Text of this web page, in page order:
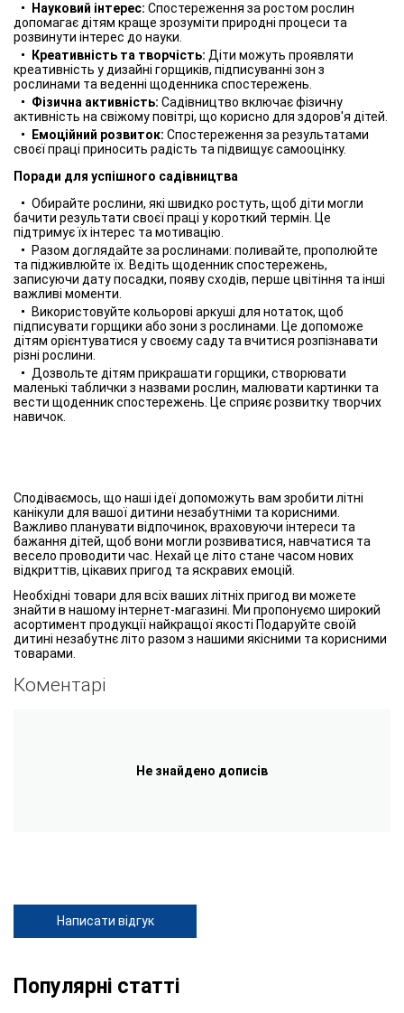
Науковий інтерес: Спостереження за ростом рослин
допомагає дітям краще зрозуміти природні процеси та
розвинути інтерес до науки.
Креативність та творчість: Діти можуть проявляти
креативність у дизайні горщиків, підписуванні зон з
рослинами та веденні щоденника спостережень.
Фізична активність: Садівництво включає фізичну
активність на свіжому повітрі, що корисно для здоров'я дітей.
Емоційний розвиток: Спостереження за результатами
своєї праці приносить радість та підвищує самооцінку.
Поради для успішного садівництва
Обирайте рослини, які швидко ростуть, щоб діти могли
бачити результати своєї праці у короткий термін. Це
підтримує їх інтерес та мотивацію.
Разом доглядайте за рослинами: поливайте, прополюйте
та підживлюйте їх. Ведіть щоденник спостережень,
записуючи дату посадки, появу сходів, перше цвітіння та інші
важливі моменти.
Використовуйте кольорові аркуші для нотаток, щоб
підписувати горщики або зони з рослинами. Це допоможе
дітям орієнтуватися у своєму саду та вчитися розпізнавати
різні рослини.
Дозвольте дітям прикрашати горщики, створювати
маленькі таблички з назвами рослин, малювати картинки та
вести щоденник спостережень. Це сприяє розвитку творчих
навичок.
Сподіваємось, що наші ідеї допоможуть вам зробити літні
канікули для вашої дитини незабутніми та корисними.
Важливо планувати відпочинок, враховуючи інтереси та
бажання дітей, щоб вони могли розвиватися, навчатися та
весело проводити час. Нехай це літо стане часом нових
відкриттів, цікавих пригод та яскравих емоцій.
Необхідні товари для всіх ваших літніх пригод ви можете
знайти в нашому інтернет-магазині. Ми пропонуємо широкий
асортимент продукції найкращої якості Подаруйте своїй
дитині незабутнє літо разом з нашими якісними та корисними
товарами.
Коментарі
Не знайдено дописів
Написати відгук
Популярні статті